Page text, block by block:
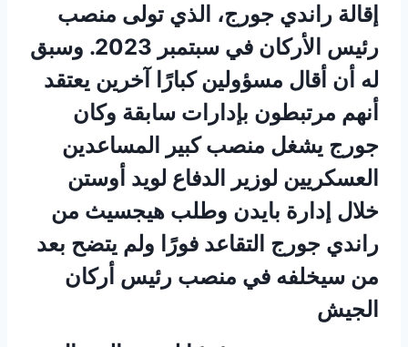
إقالة راندي جورج، الذي تولى منصب
رئيس الأركان في سبتمبر 2023. وسبق
له أن أقال مسؤولين كبارًا آخرين يعتقد
أنهم مرتبطون بإدارات سابقة وكان
جورج يشغل منصب كبير المساعدين
العسكريين لوزير الدفاع لويد أوستن
خلال إدارة بايدن وطلب هيجسيث من
راندي جورج التقاعد فورًا ولم يتضح بعد
من سيخلفه في منصب رئيس أركان
الجيش